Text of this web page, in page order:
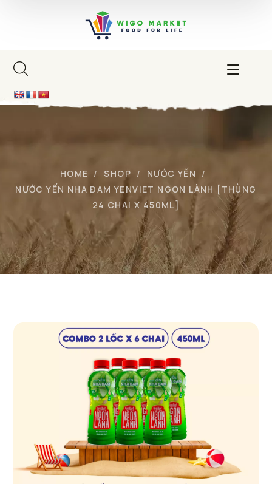
HOME SHOP
NƯỚC YẾN
NƯỚC YẾN NHA ĐAM YENVIET NGON LÀNH [THÙNG
24 CHAI X 450ML]